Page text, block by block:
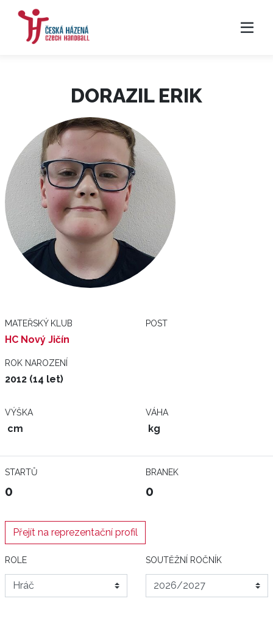
DORAZIL ERIK
MATEŘSKÝ KLUB
HC Nový Jičín
POST
ROK NAROZENÍ
2012 (14 let)
VÝŠKA
cm
VÁHA
kg
STARTŮ
0
BRANEK
0
Přejít na reprezentační profil
ROLE SOUTĚŽNÍ ROČNÍK